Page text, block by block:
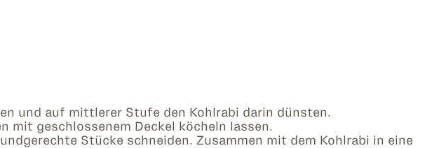
und auf mittlerer Stufe den Kohlrabi darin dünsten.
mit geschlossenem Deckel köcheln lassen.
Stücke schneiden. Zusammen mit dem Kohlrabi in eine